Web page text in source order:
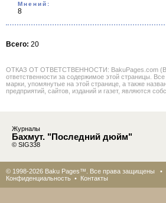
Мнений:
8
Всего: 20
ОТКАЗ ОТ ОТВЕТСТВЕННОСТИ: BakuPages.com
ответственности за содержимое этой страницы.
марки, упомянутые на этой странице, а также
предприятий, сайтов, изданий и газет, являются
Журналы
Бахмут. "Последний дюйм"
© SIG338
© 1998-2026 Baku Pages™. Все права защищены •
Конфиденциальность • Контакты